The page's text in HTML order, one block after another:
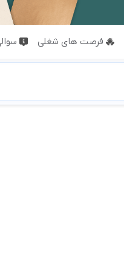
فرصت های شغلی